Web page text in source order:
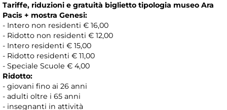
Tariffe, riduzioni e gratuità biglietto tipologia museo Ara
Pacis + mostra Genesi:
- Intero non residenti € 16,00
- Ridotto non residenti € 12,00
- Intero residenti € 15,00
- Ridotto residenti € 11,00
- Speciale Scuole € 4,00
Ridotto:
- giovani fino ai 26 anni
- adulti oltre i 65 anni
- insegnanti in attività